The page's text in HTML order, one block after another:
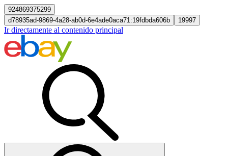
924869375299
d78935ad-9869-4a28-ab0d-6e4ade0aca71:19fdbda606b
19997
Ir directamente al contenido principal